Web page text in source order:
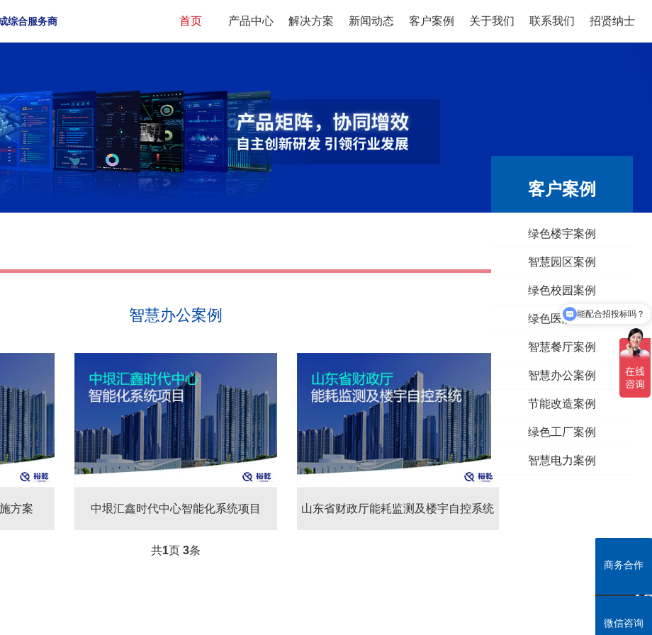
综合服务商 首页 产品中心 解决方案 新闻动态 客户案例 关于我们 联系我们 招贤纳士
商务合作
微信咨询
客户案例
绿色楼宇案例
智慧园区案例
绿色校园案例
绿色医院案例
智慧餐厅案例
智慧办公案例
节能改造案例
绿色工厂案例
智慧电力案例
智慧办公案例
方案 有限空间环境综合监测实施方案
中垠汇鑫时代中心智能化系统项目 中垠汇鑫时代中心智能化系统项目
山东省财政厅能耗监测及楼宇自控系统
共1页 3条
商务合作
微信咨询
全
商
能配合招投标吗？